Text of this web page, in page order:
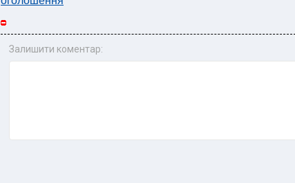
Залишити коментар: